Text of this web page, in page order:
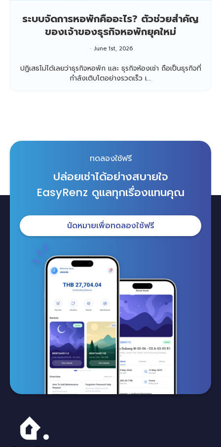
ระบบจัดการหอพักคืออะไร? ตัวช่วยสำคัญ
ของเจ้าของธุรกิจหอพักยุคใหม่
June 1st, 2026
ปฏิเสธไม่ได้เลยว่าธุรกิจหอพัก และ ธุรกิจห้องเช่า ถือเป็นธุรกิจที่
กำลังเติบโตอย่างรวดเร็ว เ...
ทดลองใช้ฟรี
ปล่อยเช่าได้อย่างสบายใจ
EasyRenz ดูแลทุกเรื่องแทนคุณ
นัดหมายเพื่อทดลองใช้ฟรี